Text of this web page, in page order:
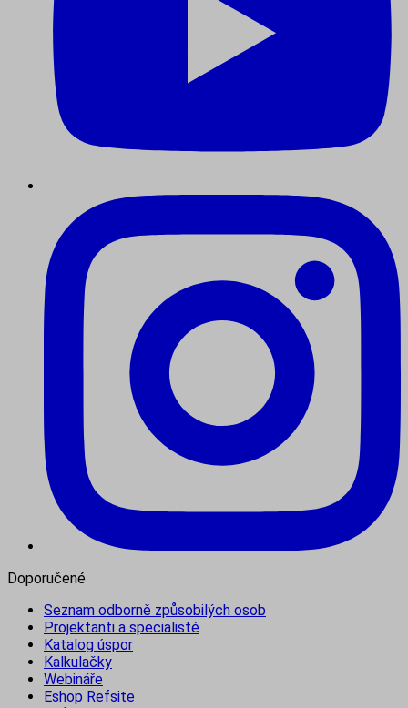
Doporučené
Seznam odborně způsobilých osob
Projektanti a specialisté
Katalog úspor
Kalkulačky
Webináře
Eshop Refsite